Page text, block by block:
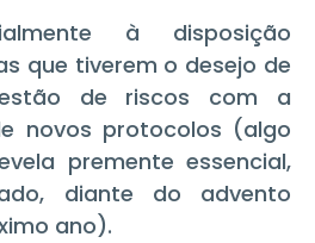
à disposição
que tiverem o desejo de
de riscos com a
novos protocolos (algo
premente essencial,
diante do advento
ano).